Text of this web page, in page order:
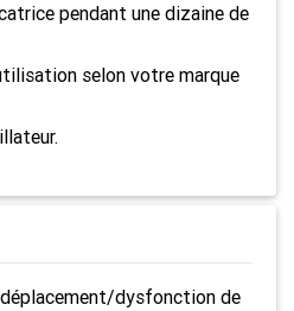
pendant une dizaine de
selon votre marque
déplacement/dysfonction de